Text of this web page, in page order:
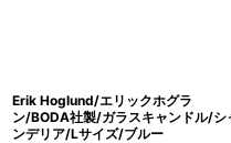
Erik Hoglund/エリックホグラ
ン/BODA社製/ガラスキャンドル/シ
ンデリア/Lサイズ/ブルー